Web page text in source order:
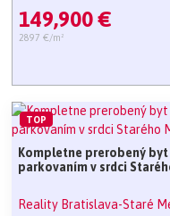
149,900 €
2897 €/m²
Kompletne prerobený
parkovaním v srdci
Reality Bratislava-Staré
TOP